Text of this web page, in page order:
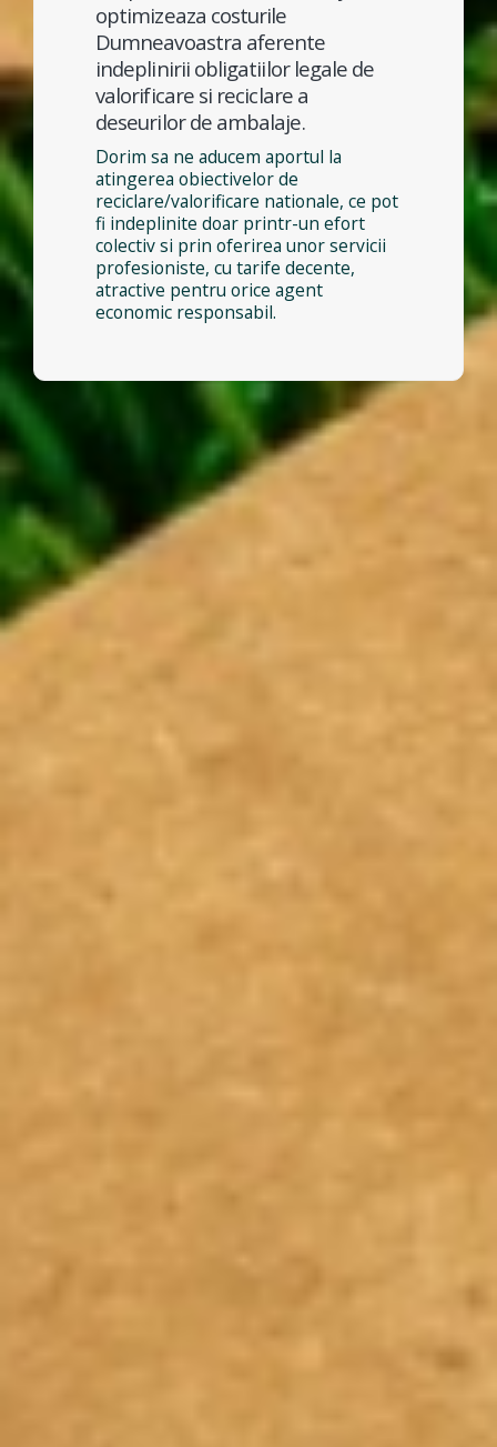
optimizeaza costurile
Dumneavoastra aferente
indeplinirii obligatiilor legale de
valorificare si reciclare a
deseurilor de ambalaje.
Dorim sa ne aducem aportul la
atingerea obiectivelor de
reciclare/valorificare nationale, ce pot
fi indeplinite doar printr-un efort
colectiv si prin oferirea unor servicii
profesioniste, cu tarife decente,
atractive pentru orice agent
economic responsabil.